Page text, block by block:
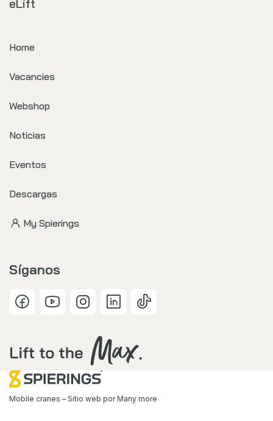
eLift
Home
Vacancies
Webshop
Noticias
Eventos
Descargas
My Spierings
Síganos
Mobile cranes – Sitio web porMany more